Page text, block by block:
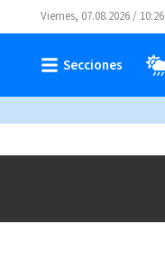
Viernes, 07.08.2026 / 10:26